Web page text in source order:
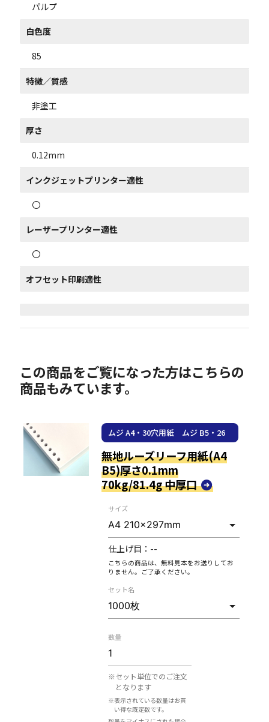
パルプ
白色度
85
特徴／質感
非塗工
厚さ
0.12mm
インクジェットプリンター適性
〇
レーザープリンター適性
〇
オフセット印刷適性
この商品をご覧になった方はこちらの
商品もみています。
ムジ A4・30穴用紙 ムジ B5・26
穴用紙
無地ルーズリーフ用紙(A4
B5)厚さ0.1mm
70kg/81.4g 中厚口
サイズ
仕上げ目： --
こちらの商品は、無料見本をお送りしてお
りません。ご了承ください。
セット名
数量
※セット単位でのご注文
となります
※表示されている数量はお買
い得な既定数です。